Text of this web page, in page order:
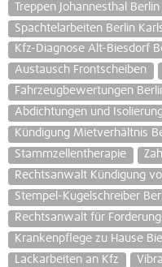
Treppen Johannesthal Berlin
Spachtelarbeiten Berlin
Kfz-Diagnose Alt-Biesdorf
Austausch Frontscheiben
Fahrzeugbewertungen
Abdichtungen und
Kündigung Mietverhältnis
Stammzellentherapie
Rechtsanwalt Kündigung
Stempel-Kugelschreiber
Rechtsanwalt für
Krankenpflege zu Hause
Lackarbeiten an Kfz